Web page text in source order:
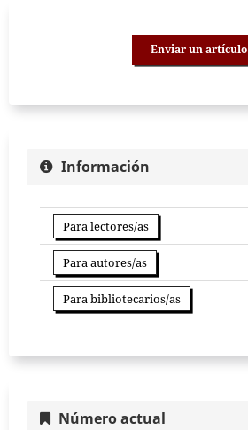
Enviar un artículo
Información
Para lectores/as
Para autores/as
Para bibliotecarios/as
Número actual